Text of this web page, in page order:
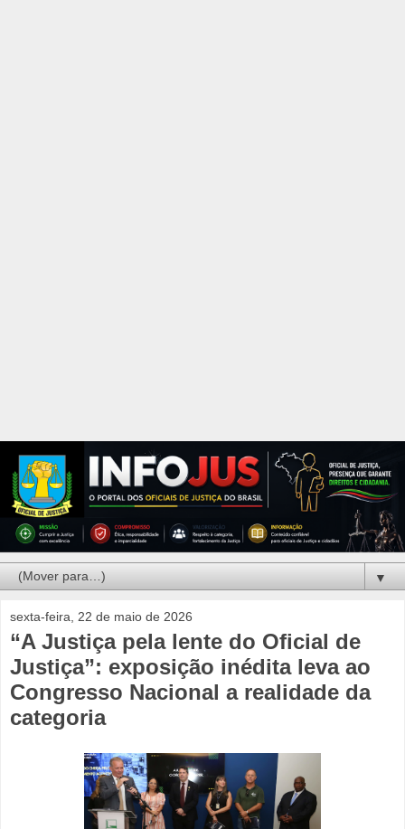
▼
sexta-feira, 22 de maio de 2026
“A Justiça pela lente do Oficial de
Justiça”: exposição inédita leva ao
Congresso Nacional a realidade da
categoria